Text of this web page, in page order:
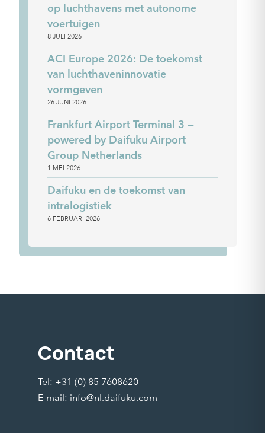
op luchthavens met autonome
voertuigen
8 JULI 2026
ACI Europe 2026: De toekomst
van luchthaveninnovatie
vormgeven
26 JUNI 2026
Frankfurt Airport Terminal 3 —
powered by Daifuku Airport
Group Netherlands
1 MEI 2026
Daifuku en de toekomst van
intralogistiek
6 FEBRUARI 2026
Contact
Tel: +31 (0) 85 7608620
E-mail: info@nl.daifuku.com